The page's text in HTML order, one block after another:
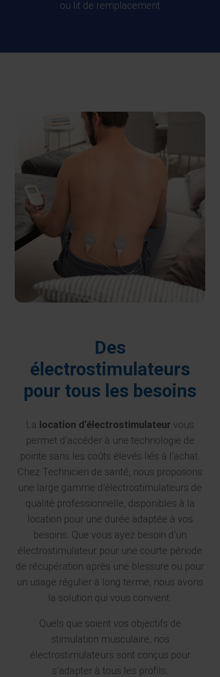
ou lit de remplacement
Des
électrostimulateurs
pour tous les besoins
La location d’électrostimulateur vous
permet d’accéder à une technologie de
pointe sans les coûts élevés liés à l’achat.
Chez Technicien de santé, nous proposons
une large gamme d’électrostimulateurs de
qualité professionnelle, disponibles à la
location pour une durée adaptée à vos
besoins. Que vous ayez besoin d’un
électrostimulateur pour une courte période
de récupération après une blessure ou pour
un usage régulier à long terme, nous avons
la solution qui vous convient.
Quels que soient vos objectifs de
stimulation musculaire, nos
électrostimulateurs sont conçus pour
s’adapter à tous les profils.